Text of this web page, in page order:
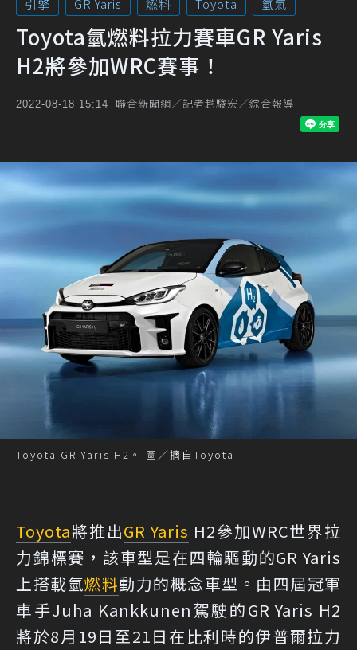
引擎 GR Yaris 燃料 Toyota 氫氣
Toyota氫燃料拉力賽車GR Yaris
H2將參加WRC賽事！
2022-08-18 15:14 聯合新聞網／記者趙駿宏／綜合報導
Toyota GR Yaris H2。 圖／摘自Toyota
Toyota將推出GR Yaris H2參加WRC世界拉
力錦標賽，該車型是在四輪驅動的GR Yaris
上搭載氫燃料動力的概念車型。由四屆冠軍
車手Juha Kankkunen駕駛的GR Yaris H2
將於8月19日至21日在比利時的伊普爾拉力